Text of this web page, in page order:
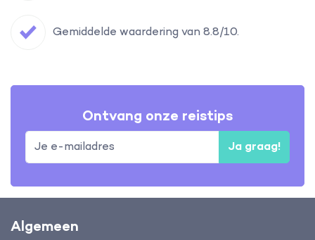
Gemiddelde waardering van 8.8/10.
Ontvang onze reistips
Ja graag!
Algemeen